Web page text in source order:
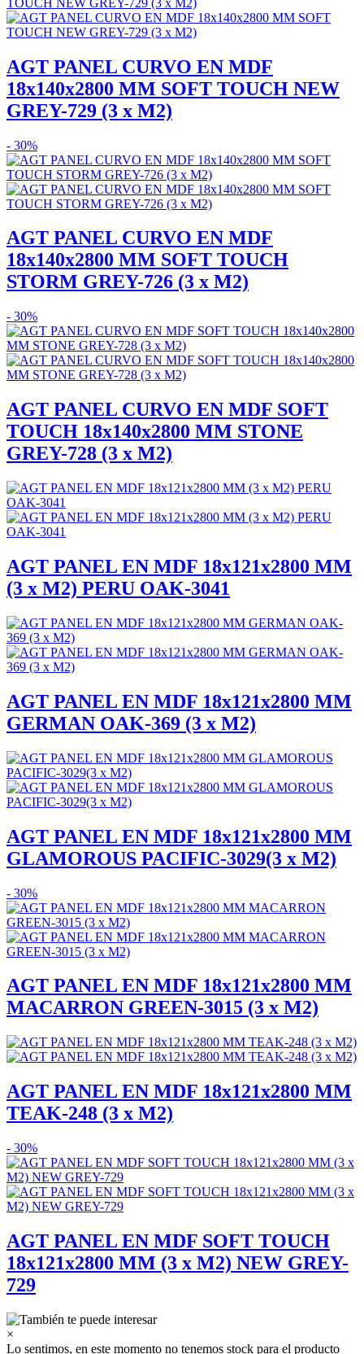
AGT PANEL CURVO EN MDF
18x140x2800 MM SOFT TOUCH NEW
GREY-729 (3 x M2)
- 30%
AGT PANEL CURVO EN MDF
18x140x2800 MM SOFT TOUCH
STORM GREY-726 (3 x M2)
- 30%
AGT PANEL CURVO EN MDF SOFT
TOUCH 18x140x2800 MM STONE
GREY-728 (3 x M2)
AGT PANEL EN MDF 18x121x2800 MM
(3 x M2) PERU OAK-3041
AGT PANEL EN MDF 18x121x2800 MM
GERMAN OAK-369 (3 x M2)
AGT PANEL EN MDF 18x121x2800 MM
GLAMOROUS PACIFIC-3029(3 x M2)
- 30%
AGT PANEL EN MDF 18x121x2800 MM
MACARRON GREEN-3015 (3 x M2)
AGT PANEL EN MDF 18x121x2800 MM
TEAK-248 (3 x M2)
- 30%
AGT PANEL EN MDF SOFT TOUCH
18x121x2800 MM (3 x M2) NEW GREY-
729
×
Lo sentimos, en este momento no tenemos stock para el producto